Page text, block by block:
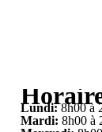
Lundi:8h00 à
Mardi: 8h00 à